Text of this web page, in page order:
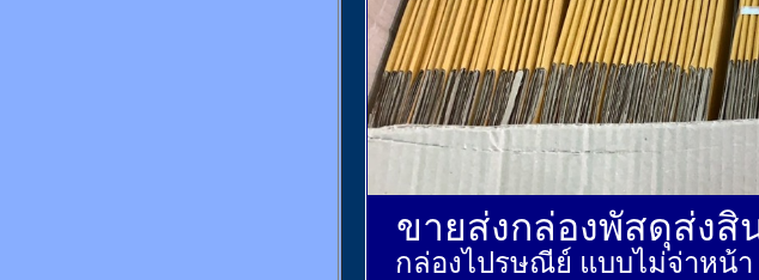
ขายส่งกล่องพัสดุส่ง
กล่องไปรษณีย์ แบบไม่จ่าหน้